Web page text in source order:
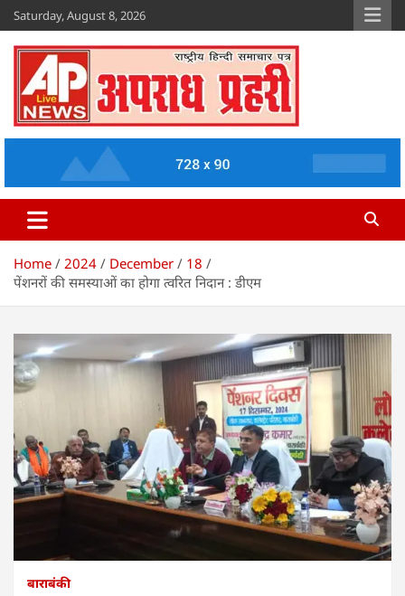
Skip
to
content
Saturday, August 8, 2026
Apradh Prahari
www.apradhprahari.in
Home 2024 December
18
पेंशनरों की समस्याओं का होगा त्वरित निदान : डीएम
बाराबंकी